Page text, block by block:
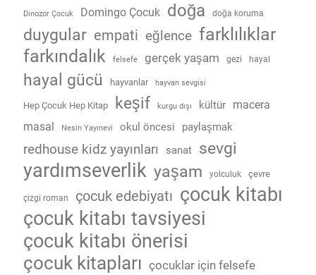
Dinozor Çocuk Domingo Çocuk doğa doğa koruma
duygular empati eğlence farklılıklar
farkındalık
felsefe gerçek yaşam gezi hayal
hayal gücü hayvanlar hayvan sevgisi
Hep Çocuk Hep Kitap keşif kurgu dışı kültür
macera
masal
Nesin Yayınevi okul öncesi paylaşmak
redhouse kidz yayınları sanat sevgi
yardımseverlik yaşam yolculuk çevre
çizgi roman çocuk edebiyatı çocuk kitabı
çocuk kitabı tavsiyesi
çocuk kitabı önerisi
çocuk kitapları çocuklar için felsefe